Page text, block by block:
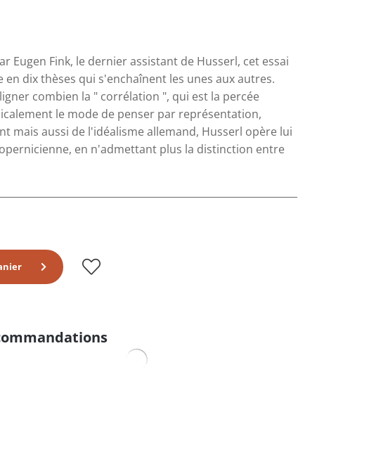
Eugen Fink, le dernier assistant de Husserl, cet essai
dix thèses qui s'enchaînent les unes aux autres.
combien la " corrélation ", qui est la percée
le mode de penser par représentation,
mais aussi de l'idéalisme allemand, Husserl opère lui
en n'admettant plus la distinction entre